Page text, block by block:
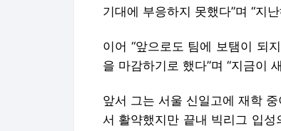
기대에 부응하지 못했다”며 “지
이어 “앞으로도 팀에 보탬이 되
을 마감하기로 했다”며 “지금이
앞서 그는 서울 신일고에 재학
서 활약했지만 끝내 빅리그 입